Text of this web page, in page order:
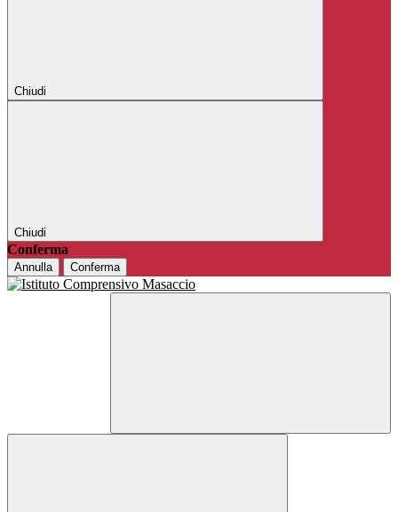
Chiudi
Chiudi
Conferma
Annulla Conferma